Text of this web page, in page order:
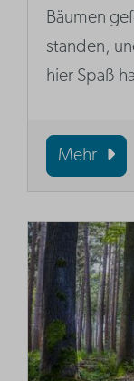
Bäumen
standen,
hier Spaß
Mehr